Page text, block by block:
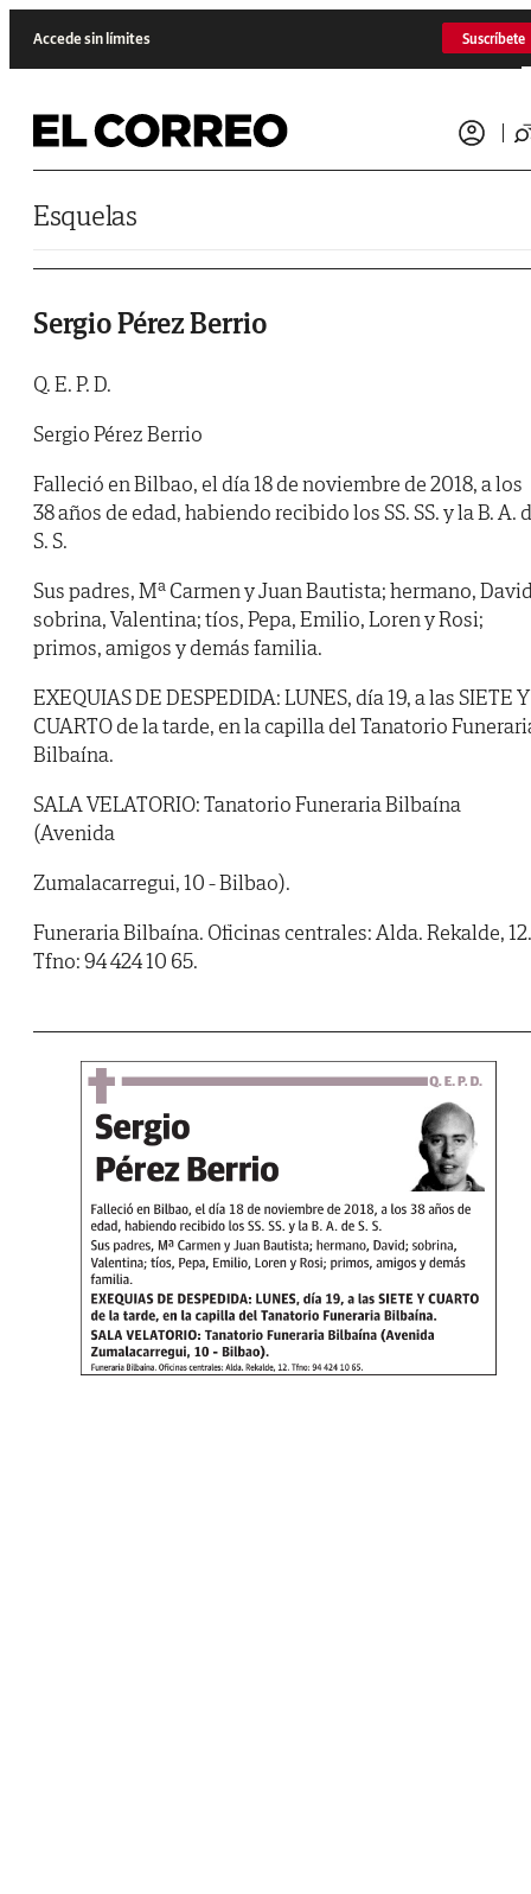
Accede sin límites Suscríbete
Esquelas
Sergio Pérez Berrio
Q. E. P. D.
Sergio Pérez Berrio
Falleció en Bilbao, el día 18 de noviembre de 2018, a los
38 años de edad, habiendo recibido los SS. SS. y la B. A.
S. S.
Sus padres, Mª Carmen y Juan Bautista; hermano,
sobrina, Valentina; tíos, Pepa, Emilio, Loren y Rosi;
primos, amigos y demás familia.
EXEQUIAS DE DESPEDIDA: LUNES, día 19, a las SIETE Y
CUARTO de la tarde, en la capilla del Tanatorio
Bilbaína.
SALA VELATORIO: Tanatorio Funeraria Bilbaína
(Avenida
Zumalacarregui, 10 - Bilbao).
Funeraria Bilbaína. Oficinas centrales: Alda. Rekalde, 12.
Tfno: 94 424 10 65.